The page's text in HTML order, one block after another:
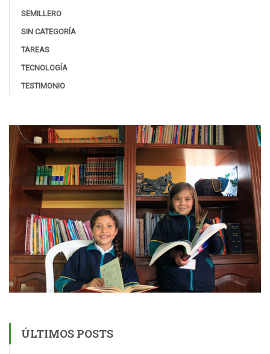
SEMILLERO
SIN CATEGORÍA
TAREAS
TECNOLOGÍA
TESTIMONIO
ÚLTIMOS POSTS